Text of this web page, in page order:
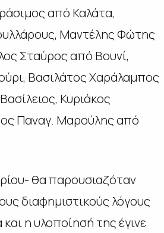
από Καλάτα,
Μαντέλης Φώτης
Σταύρος από Βουνί,
Βασιλάτος Χαράλαμπος
Κυριάκος
Παναγ. Μαρούλης από
θα παρουσιαζόταν
διαφημιστικούς λόγους
η υλοποίησή της έγινε